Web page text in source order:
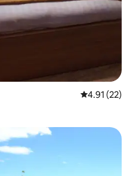
Ukadiriaji wa
4.91 (22)